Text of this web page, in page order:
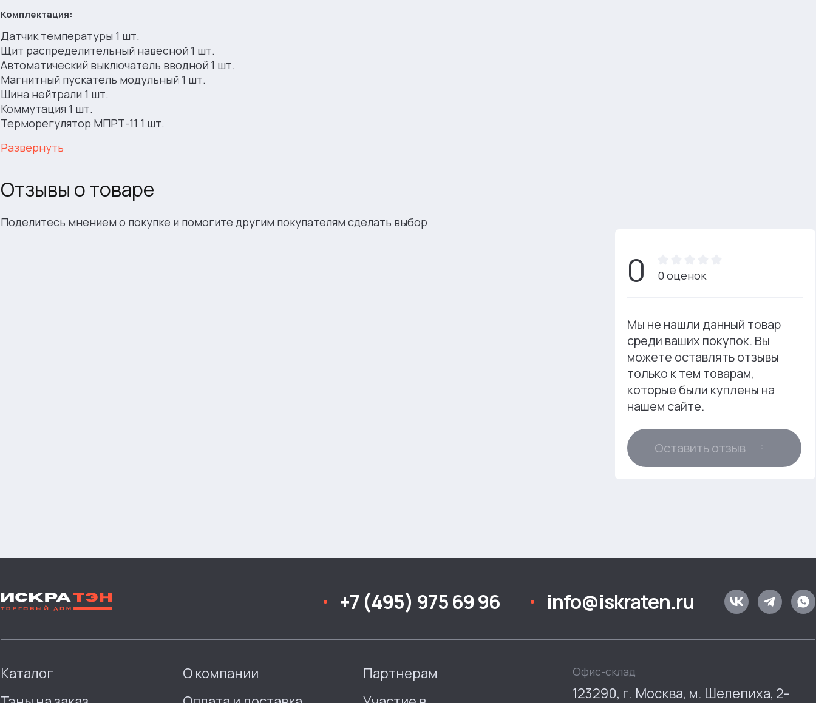
Комплектация:
Датчик температуры 1 шт.
Щит распределительный навесной 1 шт.
Автоматический выключатель вводной 1 шт.
Магнитный пускатель модульный 1 шт.
Шина нейтрали 1 шт.
Коммутация 1 шт.
Терморегулятор МПРТ-11 1 шт.
Развернуть
Отзывы о товаре
0 0 оценок
Мы не нашли данный товар
среди ваших покупок. Вы
можете оставлять отзывы
только к тем товарам,
которые были куплены на
нашем сайте.
Оставить отзыв
Поделитесь мнением о покупке и помогите другим покупателям сделать выбор
+7 (495) 975 69 96 info@iskraten.ru
Каталог
О компании
Партнерам
Офис-склад
123290, г. Москва, м. Шелепиха, 2-